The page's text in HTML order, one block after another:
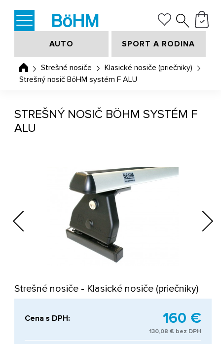
AUTO SPORT A RODINA
Strešné nosiče
Klasické nosiče (priečniky)
Strešný nosič BöHM systém F ALU
Previous Next
STREŠNÝ NOSIČ BÖHM SYSTÉM F
ALU
Strešné nosiče - Klasické nosiče (priečniky)
Cena s DPH: 160 €
130,08 € bez DPH